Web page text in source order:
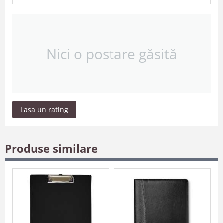
Nici o postare găsită
Lasa un rating
Produse similare